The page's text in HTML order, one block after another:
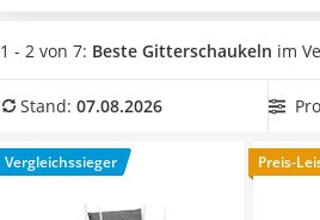
Kinderroller 3 Räder
Ferngesteuertes Auto
Kinderfahrradhelm
Kinder-Mikroskop
Ferngesteuerter Hubschrauber
IhrKind nicht heraus- bzw.
solche Schaukel auch im Haus
aus unserer Vergleichstabelle
eine
früh zu ermöglichen. Überzeugt hat
besonders das Modell
Skyline Holz
Eigenschaften.
1 - 2 von 7: Beste Gitterschaukeln im
Stand: 07.08.2026
Vergleichssieger Preis-